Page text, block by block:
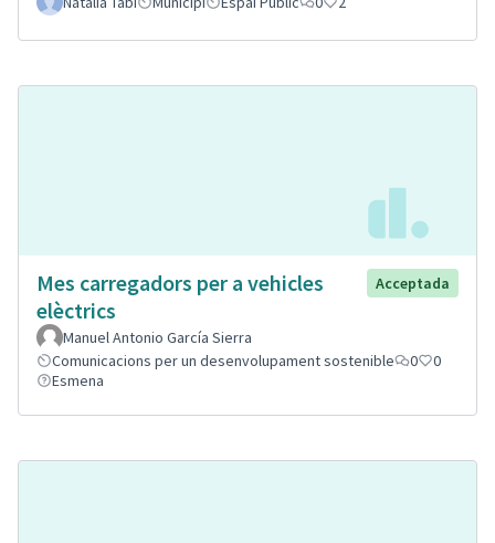
Mes carregadors per a vehicles
elèctrics
Acceptada
Manuel Antonio García Sierra
Comunicacions per un desenvolupament sostenible
0
0
Esmena